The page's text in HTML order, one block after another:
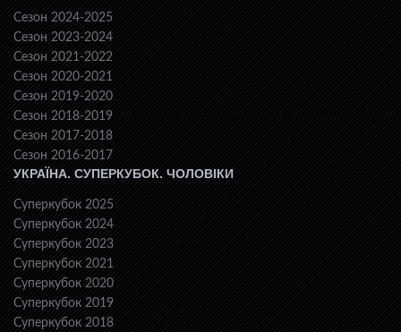
Сезон 2024-2025
Сезон 2023-2024
Сезон 2021-2022
Сезон 2020-2021
Сезон 2019-2020
Сезон 2018-2019
Сезон 2017-2018
Сезон 2016-2017
УКРАЇНА. СУПЕРКУБОК. ЧОЛОВІКИ
Суперкубок 2025
Суперкубок 2024
Суперкубок 2023
Суперкубок 2021
Суперкубок 2020
Суперкубок 2019
Суперкубок 2018